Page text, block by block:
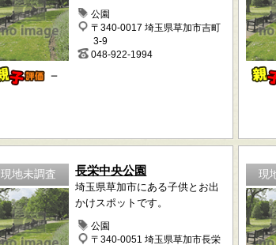
－
公園
〒340-0017 埼玉県草加市吉町
3-9
048-922-1994
現地未調査 長栄中央公園
埼玉県草加市にある子供とお出
かけスポットです。
公園
〒340-0051 埼玉県草加市長栄
現